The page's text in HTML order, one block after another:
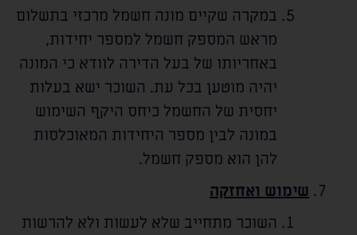
במקרה שקיים מונה חשמל מרכזי בתשלום
מראש המספק חשמל למספר יחידות,
באחריותו של בעל הדירה לוודא כי המונה
יהיה מוטען בכל עת. השוכר ישא בעלות
יחסית של החשמל כיחס היקף השימוש
במונה לבין מספר היחידות המאוכלסות
להן הוא מספק חשמל.
שימוש ואחזקה
השוכר מתחייב שלא לעשות ולא להרשות